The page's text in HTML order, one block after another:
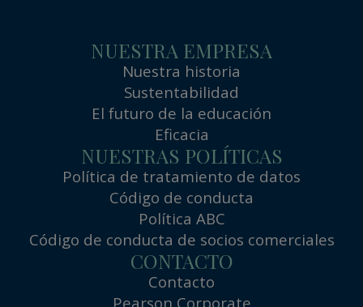
NUESTRA EMPRESA
Nuestra historia
Sustentabilidad
El futuro de la educación
Eficacia
NUESTRAS POLÍTICAS
Política de tratamiento de datos
Código de conducta
Política ABC
Código de conducta de socios comerciales
CONTACTO
Contacto
Pearson Corporate